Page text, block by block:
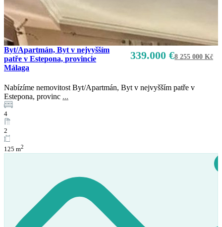
Prodej
K dispozici
339.000 €8 255 000 Kč
Byt/Apartmán, Byt v nejvyšším
patře v Estepona, provincie
Málaga
Nabízíme nemovitost Byt/Apartmán, Byt v nejvyšším patře v
Estepona, provinc ...
4
2
125 m2